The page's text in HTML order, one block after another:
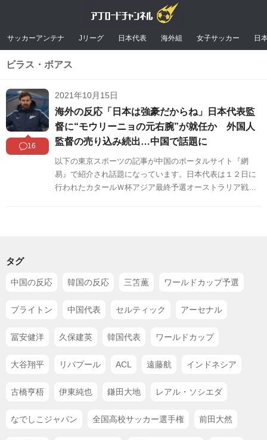
サッカーアンテナ Jリーグ 日本代表 海外組 女子サッカー 日
ビラス・ボアス
16
2021年10月15日
海外の反応「日本は強豪だからね」日本代表監
督に“モウリーニョの元右腕”が就任か 外国人
監督の売り込み続出…中国で話題に
以下の東京スポーツの記事が中国のポータルサイト『網
易』で紹介され話題になっています。日本代表は１２日に
行われたカタールＷ杯アジア最終予選オーストラリア戦
タグ
中国の反応 韓国の反応 三笘薫 ワールドカップ予選
ブライトン 中国代表 セルティック アーセナル
冨安健洋 久保建英 韓国代表 ワールドカップ
大谷翔平 リバプール ACL 遠藤航 インドネシア
古橋亨梧 伊東純也 鎌田大地 レアル・ソシエダ
なでしこジャパン 全国高校サッカー選手権 前田大然